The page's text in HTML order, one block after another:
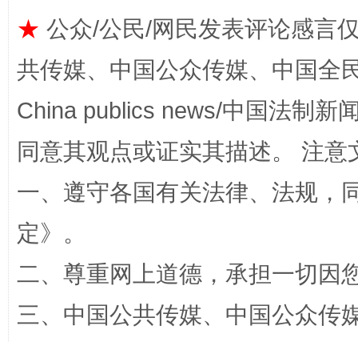
国家大学科技园优化重塑工作
★ 公众/公民/网民发表评论感言
共传媒、中国公众传媒、中国全
China publics news/中国法制新
同意其观点或证实其描述。 注
一、遵守各国有关法律、法规，
定》。
二、尊重网上道德，承担一切因
三、中国公共传媒、中国公众传